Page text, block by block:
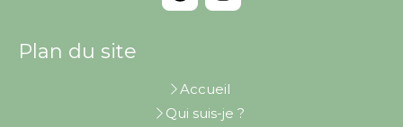
Plan du site
Accueil
Qui suis-je ?